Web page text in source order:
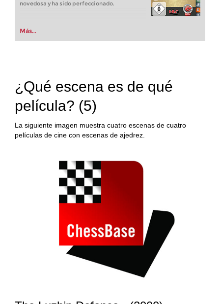
novedosa y ha sido perfeccionado.
Más...
¿Qué escena es de qué
película? (5)
La siguiente imagen muestra cuatro escenas de cuatro
películas de cine con escenas de ajedrez.